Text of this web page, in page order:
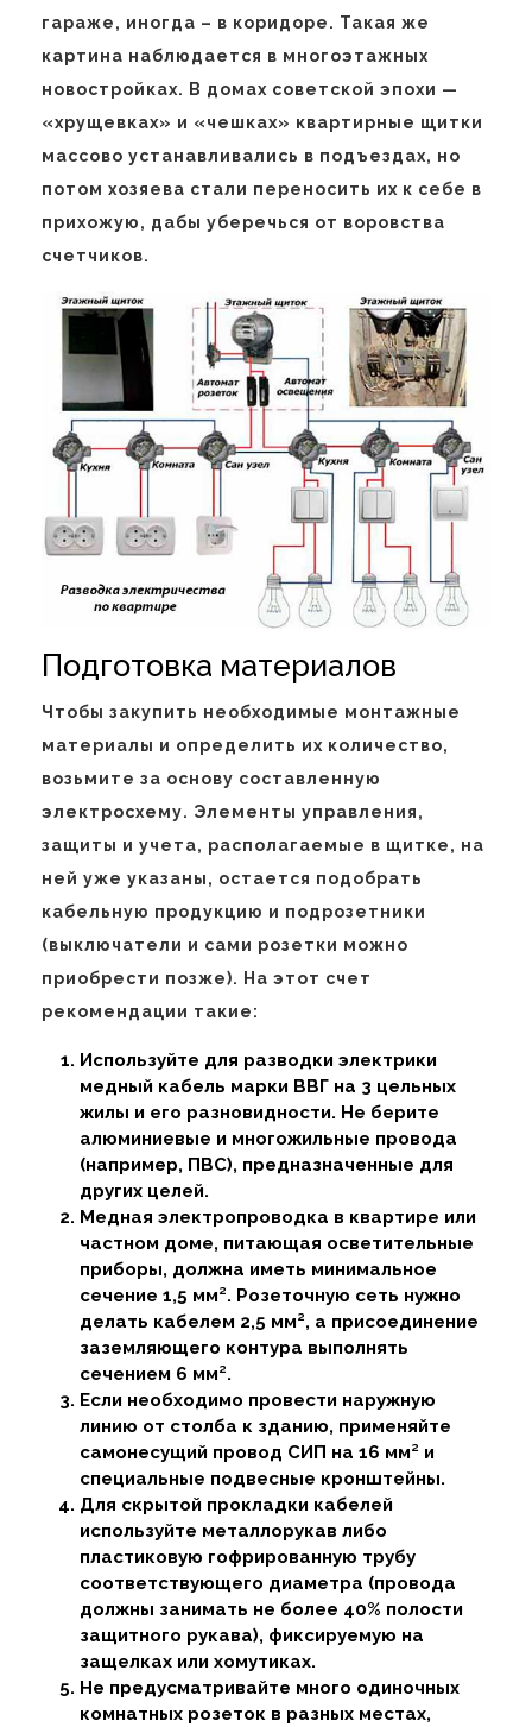
гараже, иногда – в коридоре. Такая же
картина наблюдается в многоэтажных
новостройках. В домах советской эпохи —
«хрущевках» и «чешках» квартирные щитки
массово устанавливались в подъездах, но
потом хозяева стали переносить их к себе в
прихожую, дабы уберечься от воровства
счетчиков.
Подготовка материалов
Чтобы закупить необходимые монтажные
материалы и определить их количество,
возьмите за основу составленную
электросхему. Элементы управления,
защиты и учета, располагаемые в щитке, на
ней уже указаны, остается подобрать
кабельную продукцию и подрозетники
(выключатели и сами розетки можно
приобрести позже). На этот счет
рекомендации такие:
Используйте для разводки электрики
медный кабель марки ВВГ на 3 цельных
жилы и его разновидности. Не берите
алюминиевые и многожильные провода
(например, ПВС), предназначенные для
других целей.
Медная электропроводка в квартире или
частном доме, питающая осветительные
приборы, должна иметь минимальное
сечение 1,5 мм². Розеточную сеть нужно
делать кабелем 2,5 мм², а присоединение
заземляющего контура выполнять
сечением 6 мм².
Если необходимо провести наружную
линию от столба к зданию, применяйте
самонесущий провод СИП на 16 мм² и
специальные подвесные кронштейны.
Для скрытой прокладки кабелей
используйте металлорукав либо
пластиковую гофрированную трубу
соответствующего диаметра (провода
должны занимать не более 40% полости
защитного рукава), фиксируемую на
защелках или хомутиках.
Не предусматривайте много одиночных
комнатных розеток в разных местах,